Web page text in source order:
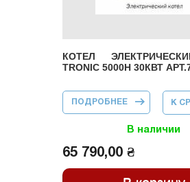
КОТЕЛ
TRONIC 5000H 30КВТ
65 790,00 ₴
К
В наличии
ПОДРОБНЕЕ О
5000H
АРТ.7738504951